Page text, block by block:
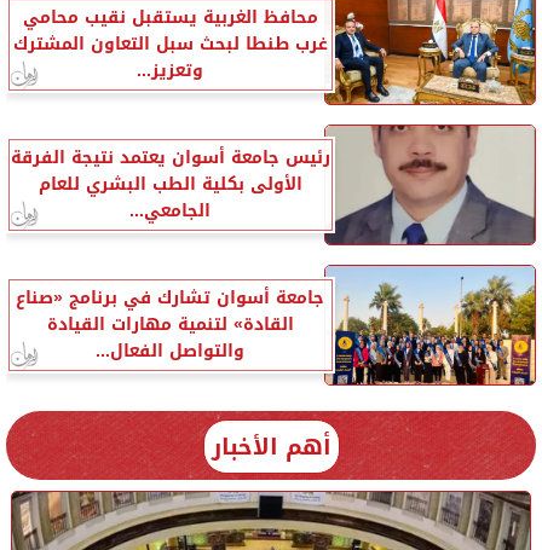
محافظ الغربية يستقبل نقيب محامي
غرب طنطا لبحث سبل التعاون المشترك
وتعزيز...
رئيس جامعة أسوان يعتمد نتيجة الفرقة
الأولى بكلية الطب البشري للعام
الجامعي...
جامعة أسوان تشارك في برنامج «صناع
القادة» لتنمية مهارات القيادة
والتواصل الفعال...
أهم الأخبار